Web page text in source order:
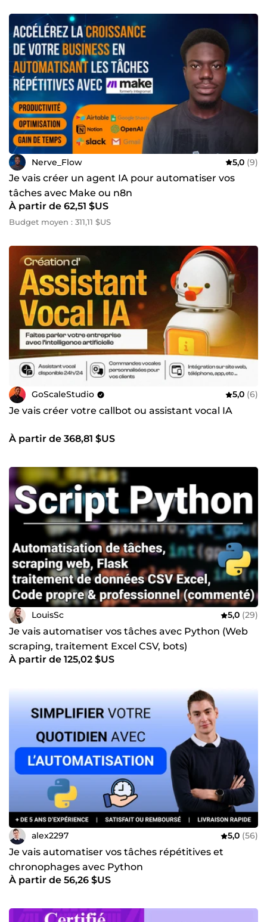
Nerve_Flow 5,0 (9)
Je vais créer un agent IA pour automatiser vos
tâches avec Make ou n8n
À partir de 62,51 $US
Budget moyen : 311,11 $US
GoScaleStudio 5,0 (6)
Je vais créer votre callbot ou assistant vocal IA
À partir de 368,81 $US
LouisSc 5,0 (29)
Je vais automatiser vos tâches avec Python (Web
scraping, traitement Excel CSV, bots)
À partir de 125,02 $US
alex2297 5,0 (56)
Je vais automatiser vos tâches répétitives et
chronophages avec Python
À partir de 56,26 $US